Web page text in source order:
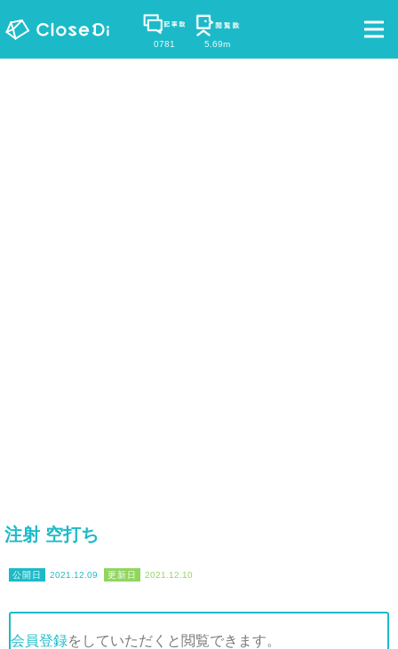
0781 5.69m
注射 空打ち
2021.12.09 2021.12.10
会員登録をしていただくと閲覧できます。